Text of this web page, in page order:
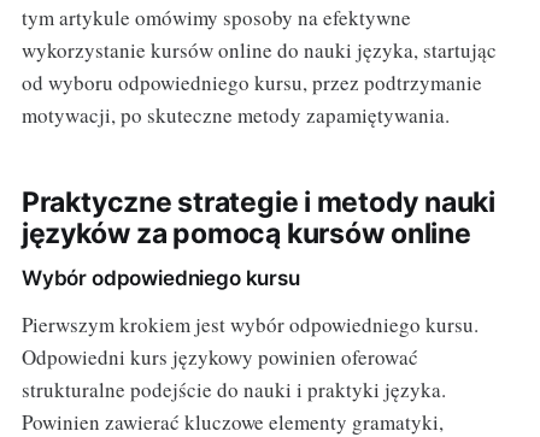
tym artykule omówimy sposoby na efektywne
wykorzystanie kursów online do nauki języka, startując
od wyboru odpowiedniego kursu, przez podtrzymanie
motywacji, po skuteczne metody zapamiętywania.
Praktyczne strategie i metody nauki
języków za pomocą kursów online
Wybór odpowiedniego kursu
Pierwszym krokiem jest wybór odpowiedniego kursu.
Odpowiedni kurs językowy powinien oferować
strukturalne podejście do nauki i praktyki języka.
Powinien zawierać kluczowe elementy gramatyki,